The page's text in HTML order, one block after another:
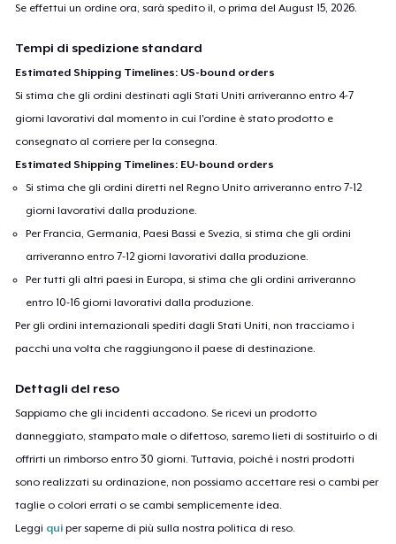
Se effettui un ordine ora, sarà spedito il, o prima delAugust 15, 2026
Tempi di spedizione standard
Estimated Shipping Timelines: US-bound orders
Si stima che gli ordini destinati agli Stati Uniti arriveranno entro 4-7
giorni lavorativi dal momento in cui l'ordine è stato prodotto e
consegnato al corriere per la consegna.
Estimated Shipping Timelines: EU-bound orders
Si stima che gli ordini diretti nel Regno Unito arriveranno entro 7-12
giorni lavorativi dalla produzione.
Per Francia, Germania, Paesi Bassi e Svezia, si stima che gli ordini
arriveranno entro 7-12 giorni lavorativi dalla produzione.
Per tutti gli altri paesi in Europa, si stima che gli ordini arriveranno
entro 10-16 giorni lavorativi dalla produzione.
Per gli ordini internazionali spediti dagli Stati Uniti, non tracciamo i
pacchi una volta che raggiungono il paese di destinazione.
Dettagli del reso
Sappiamo che gli incidenti accadono. Se ricevi un prodotto
danneggiato, stampato male o difettoso, saremo lieti di sostituirlo o di
offrirti un rimborso entro 30 giorni. Tuttavia, poiché i nostri prodotti
sono realizzati su ordinazione, non possiamo accettare resi o cambi per
taglie o colori errati o se cambi semplicemente idea.
Leggi qui per saperne di più sulla nostra politica di reso.